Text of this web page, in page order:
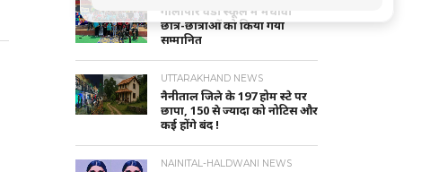
गौलापार वैंडी स्कूल में मेधावी
छात्र-छात्राओं को किया गया
सम्मानित
UTTARAKHAND NEWS
नैनीताल जिले के 197 होम स्टे पर
छापा, 150 से ज्यादा को नोटिस और
कई होंगे बंद !
NAINITAL-HALDWANI NEWS